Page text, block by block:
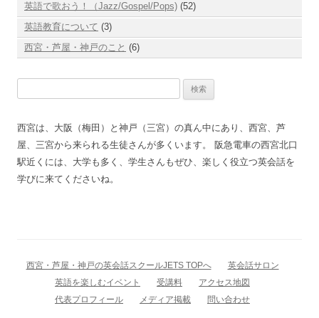
英語で歌おう！（Jazz/Gospel/Pops) (52)
英語教育について (3)
西宮・芦屋・神戸のこと (6)
西宮は、大阪（梅田）と神戸（三宮）の真ん中にあり、西宮、芦
屋、三宮から来られる生徒さんが多くいます。 阪急電車の西宮北口
駅近くには、大学も多く、学生さんもぜひ、楽しく役立つ英会話を
学びに来てくださいね。
西宮・芦屋・神戸の英会話スクールJETS TOPへ
英会話サロン
英語を楽しむイベント
受講料
アクセス地図
代表プロフィール
メディア掲載 問い合わせ